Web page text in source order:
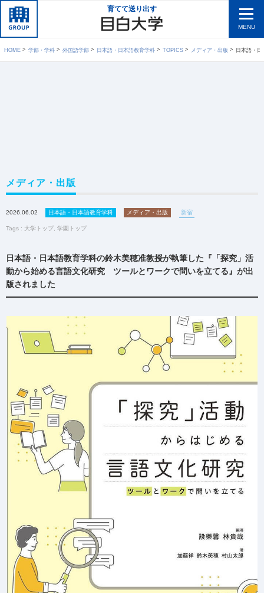
育てて送り出す
MENU
HOME 学部・学科 外国語学部 日本語・日本語教育学科 TOPICS メディア・出版 日本語・日本語教育学
メディア・出版
2026.06.02 日本語・日本語教育学科 メディア・出版 新宿
Tags : 大学トップ 学園トップ
日本語・日本語教育学科の鈴木美穂准教授が執筆した『「探究」活
動から始める言語文化研究 ツールとワークで問いを立てる』が出
版されました